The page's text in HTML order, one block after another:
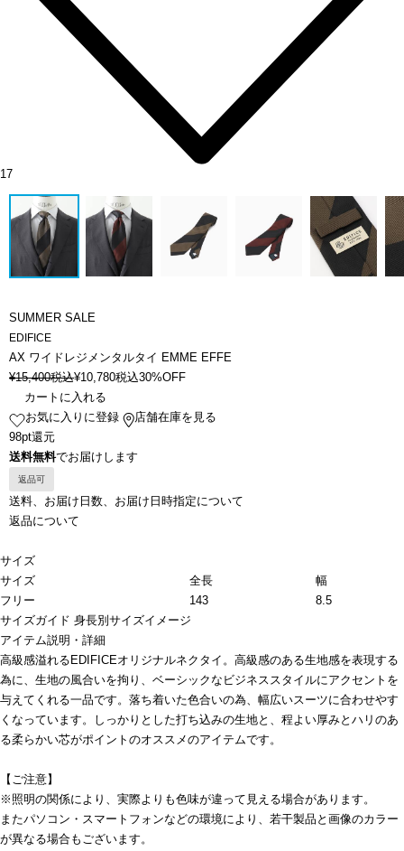
17
SUMMER SALE
EDIFICE
AX ワイドレジメンタルタイ EMME EFFE
¥15,400税込¥10,780税込30%OFF
カートに入れる
お気に入りに登録
店舗在庫を見る
98pt還元
送料無料でお届けします
返品可
送料、お届け日数、お届け日時指定について
返品について
サイズ
サイズ
全長
幅
フリー
143
8.5
サイズガイド 身長別サイズイメージ
アイテム説明・詳細
高級感溢れるEDIFICEオリジナルネクタイ。高級感のある生地感を表現する
為に、生地の風合いを拘り、ベーシックなビジネススタイルにアクセントを
与えてくれる一品です。落ち着いた色合いの為、幅広いスーツに合わせやす
くなっています。しっかりとした打ち込みの生地と、程よい厚みとハリのあ
る柔らかい芯がポイントのオススメのアイテムです。
【ご注意】
※照明の関係により、実際よりも色味が違って見える場合があります。
またパソコン・スマートフォンなどの環境により、若干製品と画像のカラー
が異なる場合もございます。